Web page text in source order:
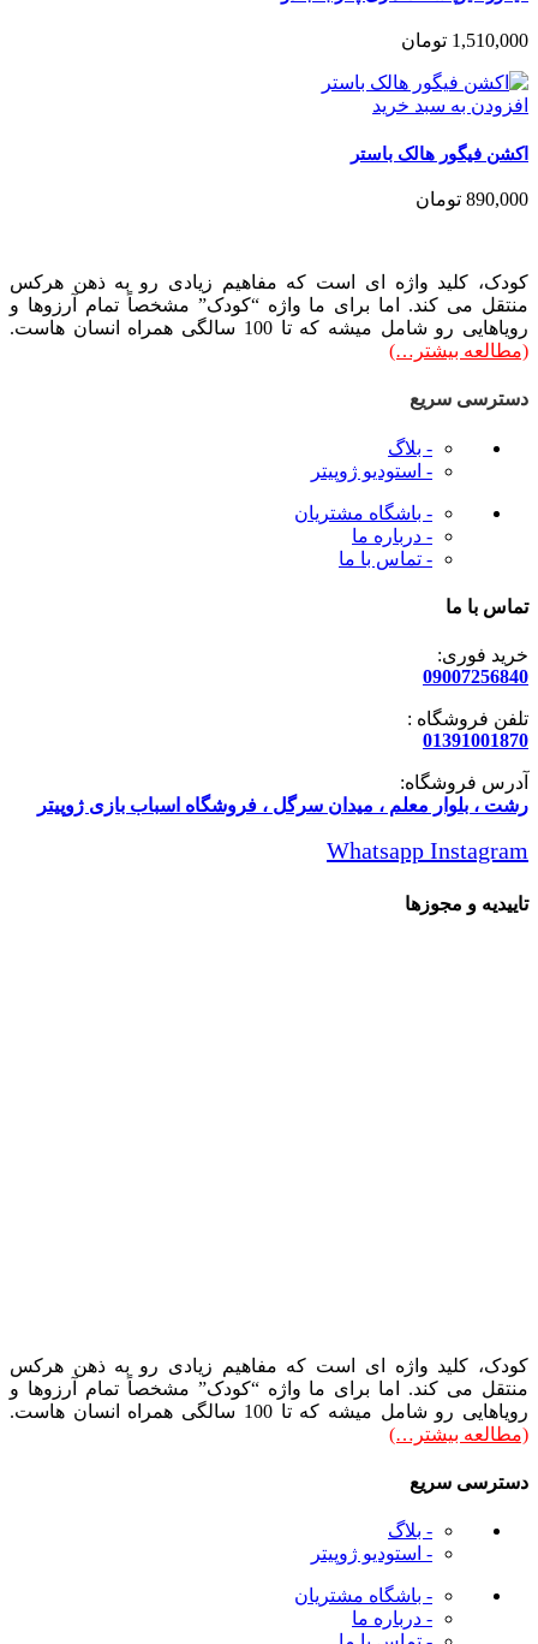
1,510,000 تومان
افزودن به سبد خرید
اکشن فیگور هالک باستر
890,000 تومان
کودک، کلید واژه ای است که مفاهیم زیادی رو به ذهن هرکس
منتقل می کند. اما برای ما واژه “کودک” مشخصاً تمام آرزوها و
رویاهایی رو شامل میشه که تا 100 سالگی همراه انسان هاست.
(مطالعه بیشتر…)
دسترسی سریع
- بلاگ
- استودیو ژوپیتر
- باشگاه مشتریان
- درباره ما
- تماس با ما
تماس با ما
خرید فوری:
09007256840
تلفن فروشگاه :
01391001870
آدرس فروشگاه:
رشت ، بلوار معلم ، میدان سرگل ، فروشگاه اسباب بازی ژوپیتر
Whatsapp Instagram
تاییدیه و مجوزها
کودک، کلید واژه ای است که مفاهیم زیادی رو به ذهن هرکس
منتقل می کند. اما برای ما واژه “کودک” مشخصاً تمام آرزوها و
رویاهایی رو شامل میشه که تا 100 سالگی همراه انسان هاست.
(مطالعه بیشتر…)
دسترسی سریع
- بلاگ
- استودیو ژوپیتر
- باشگاه مشتریان
- درباره ما